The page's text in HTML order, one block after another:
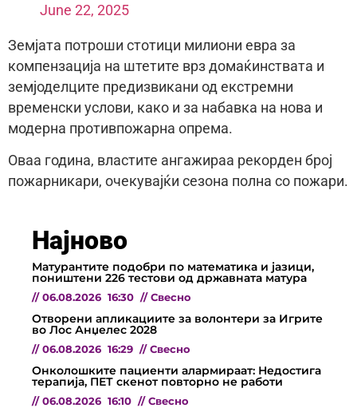
June 22, 2025
Земјата потроши стотици милиони евра за
компензација на штетите врз домаќинствата и
земјоделците предизвикани од екстремни
временски услови, како и за набавка на нова и
модерна противпожарна опрема.
Оваа година, властите ангажираа рекорден број
пожарникари, очекувајќи сезона полна со пожари.
Најново
Матурантите подобри по математика и јазици,
поништени 226 тестови од државната матура
// 06.08.2026 16:30 // Свесно
Отворени апликациите за волонтери за Игрите
во Лос Анџелес 2028
// 06.08.2026 16:29 // Свесно
Онколошките пациенти алармираат: Недостига
терапија, ПЕТ скенот повторно не работи
// 06.08.2026 16:10 // Свесно